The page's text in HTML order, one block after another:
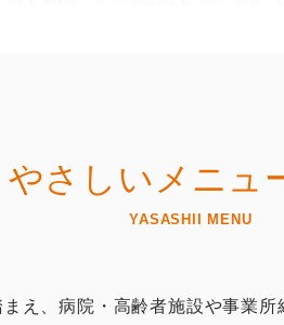
やさしいメニュ
YASASHII MENU
え、病院・高齢者施設や事業